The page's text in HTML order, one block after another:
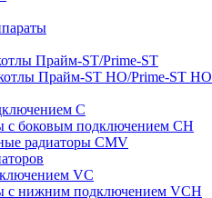
Прайм-ST/Prime-ST
Прайм-ST HO/Prime-ST HO
C
c боковым подключением CH
радиаторы CMV
VC
c нижним подключением VCH